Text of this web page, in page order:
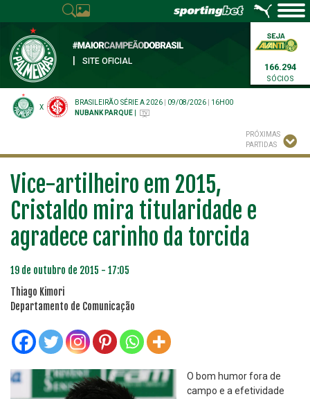
SITE OFICIAL
166.294
SÓCIOS
X
BRASILEIRÃO SÉRIE A 2026 09/08/2026
16H00
NUBANK PARQUE
PRÓXIMAS
PARTIDAS
Vice-artilheiro em 2015,
Cristaldo mira titularidade e
agradece carinho da torcida
19 de outubro de 2015 - 17:05
Thiago Kimori
Departamento de Comunicação
O bom humor fora de
campo e a efetividade